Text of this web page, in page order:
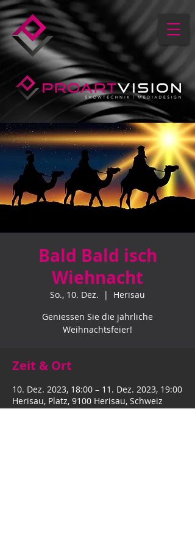
Bald Bald isch
Wiehnacht
So., 10. Dez.
  |
Herisau
Geniessen Sie die jährliche
Weihnachtsfeier!
Zeit & Ort
10. Dez. 2023, 18:00 – 11. Dez. 2023, 19:00
Herisau, Platz, 9100 Herisau, Schweiz